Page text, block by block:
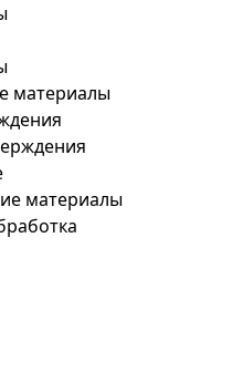
материалы
материалы